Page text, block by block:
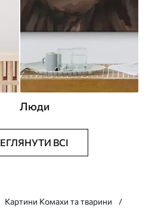
Люди
ВСІ
Картини Комахи та тварини